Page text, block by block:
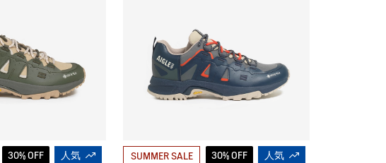
30% OFF 人気 SUMMER SALE 30% OFF 人気